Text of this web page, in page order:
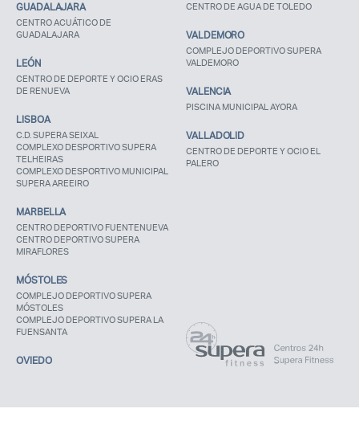
¿Olvidaste tu
GUADALAJARA
CENTRO ACUÁTICO DE
GUADALAJARA
LEÓN
CENTRO DE DEPORTE Y OCIO ERAS
DE RENUEVA
LISBOA
C.D. SUPERA SEIXAL
COMPLEXO DESPORTIVO SUPERA
TELHEIRAS
COMPLEXO DESPORTIVO MUNICIPAL
SUPERA AREEIRO
MARBELLA
CENTRO DEPORTIVO FUENTENUEVA
CENTRO DEPORTIVO SUPERA
MIRAFLORES
MÓSTOLES
COMPLEJO DEPORTIVO SUPERA
MÓSTOLES
COMPLEJO DEPORTIVO SUPERA LA
FUENSANTA
OVIEDO
CENTRO DE AGUA DE TOLEDO
VALDEMORO
COMPLEJO DEPORTIVO SUPERA
VALDEMORO
VALENCIA
PISCINA MUNICIPAL AYORA
VALLADOLID
CENTRO DE DEPORTE Y OCIO EL
PALERO